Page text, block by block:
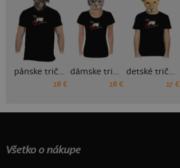
pánske tričko
18 €
dámske tričko
18 €
detské tričko
17 €
Všetko o nákupe